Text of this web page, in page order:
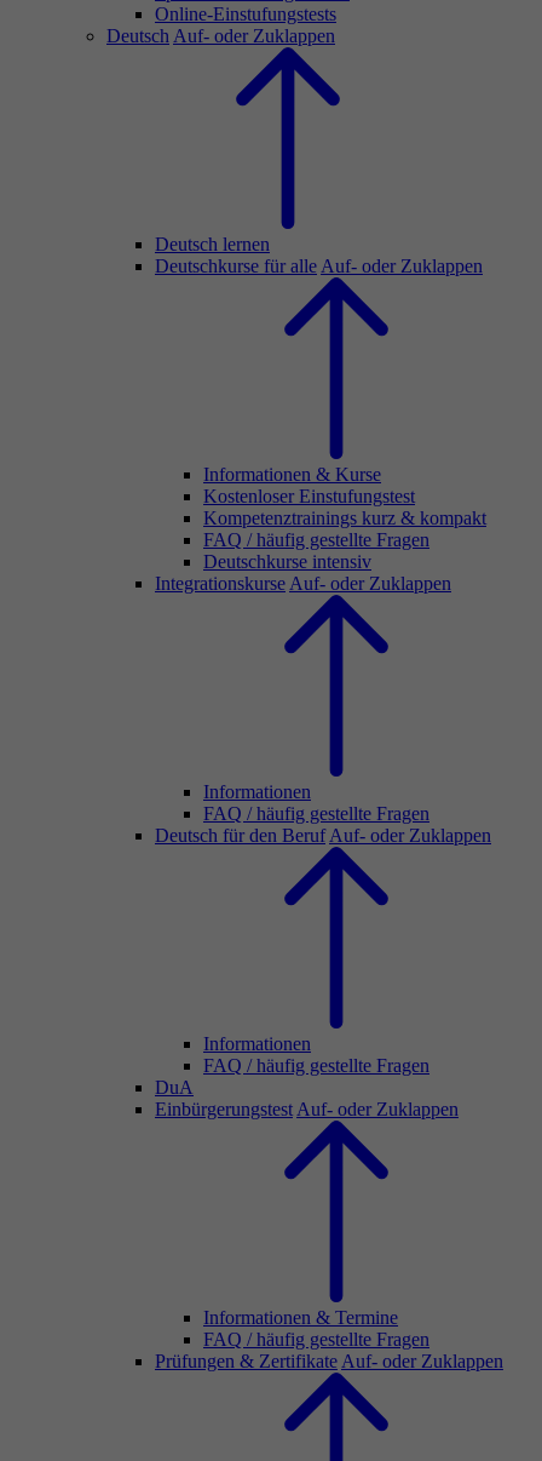
Online-Einstufungstests
Deutsch Auf- oder Zuklappen
Deutsch lernen
Deutschkurse für alle Auf- oder Zuklappen
Informationen & Kurse
Kostenloser Einstufungstest
Kompetenztrainings kurz & kompakt
FAQ / häufig gestellte Fragen
Deutschkurse intensiv
Integrationskurse Auf- oder Zuklappen
Informationen
FAQ / häufig gestellte Fragen
Deutsch für den Beruf Auf- oder Zuklappen
Informationen
FAQ / häufig gestellte Fragen
DuA
Einbürgerungstest Auf- oder Zuklappen
Informationen & Termine
FAQ / häufig gestellte Fragen
Prüfungen & Zertifikate Auf- oder Zuklappen